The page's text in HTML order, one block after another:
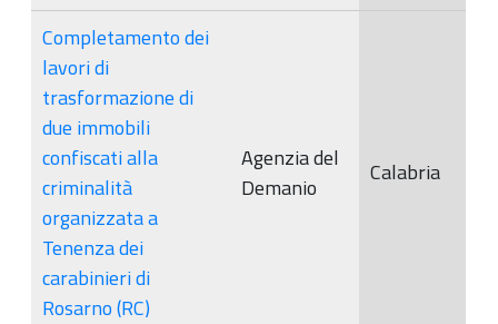
Completamento dei
lavori di
trasformazione di
due immobili
confiscati alla
criminalità
organizzata a
Tenenza dei
carabinieri di
Rosarno (RC)
Agenzia del
Demanio
Calabria